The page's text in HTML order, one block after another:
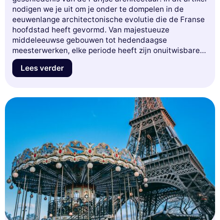
nodigen we je uit om je onder te dompelen in de
eeuwenlange architectonische evolutie die de Franse
hoofdstad heeft gevormd. Van majestueuze
middeleeuwse gebouwen tot hedendaagse
meesterwerken, elke periode heeft zijn onuitwisbare
stempel gedrukt op het stadslandschap van Parijs. Je
zult niet alleen de iconische stijlen en beroemde
structuren. Maak je klaar voor een boeiende reis door
de tijd, die je een nieuw perspectief op de Lichtstad
zal geven. Laat je inspireren en lees verder om de
architectonische schatten te ontdekken die van Parijs
een unieke bestemming ter wereld maken!
Lees verder